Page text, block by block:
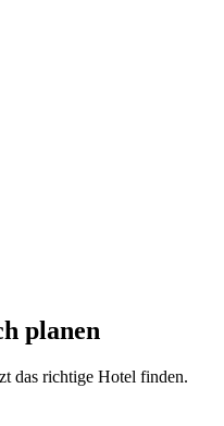
planen
das richtige Hotel finden.